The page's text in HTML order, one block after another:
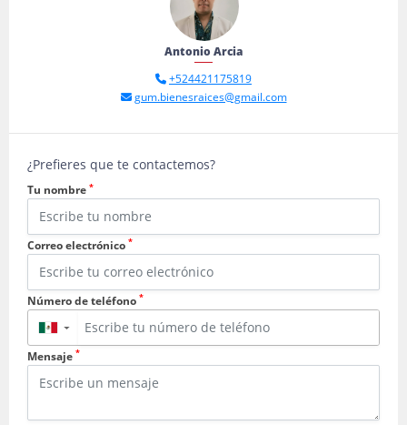
Antonio Arcia
+524421175819
gum.bienesraices@gmail.com
¿Prefieres que te contactemos?
Tu nombre *
Correo electrónico *
Número de teléfono *
▼
Mensaje *